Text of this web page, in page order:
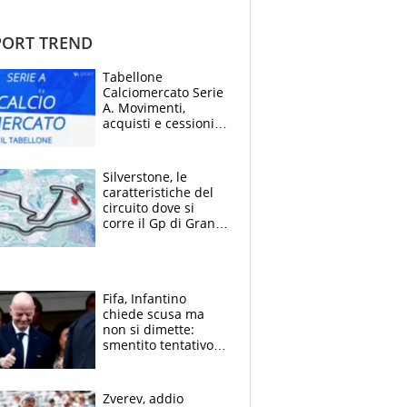
TREND
Tabellone
Calciomercato Serie
A. Movimenti,
acquisti e cessioni:
Silverstone, le
caratteristiche del
circuito dove si
corre il Gp di Gran
Fifa, Infantino
chiede scusa ma
non si dimette:
smentito tentativo di
Zverev, addio